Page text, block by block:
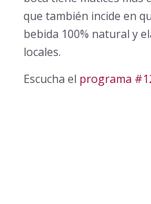
que también incide en
bebida 100% natural y
locales.
Escucha el programa